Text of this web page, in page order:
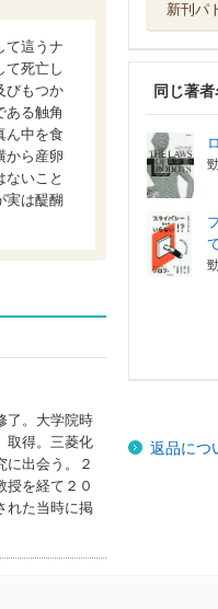
て這うナ
て死亡し
びもつか
ある触角
ん中を食
から産卵
ないこと
実は醍醐
了。大学院時
取得。三菱化
に出会う。２
授を経て２０
れた当時に掲
新刊パ
同じ著
返品につ